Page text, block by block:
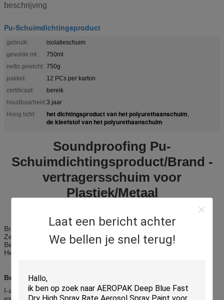
Laat een bericht achter
We bellen je snel terug!
beschrijving
Pu-Schuimdichtingsproduct
gebruik:
isolatieschuim
gevulde ml:
750ml
netto gewicht: 750g
pakket:
12 PCs per karton
certificaat:
bereik
houdbaarheid:3 jaar
Hoog licht:
het dichtingsproduct van het polyurethaanschuim,
de kleefstof van het polyurethaanschuim
Soundproofing Pu-
Schuimdichtingsproduct/Brand -
vertragersschuim voor
Plastiek/Metaal
Brand - vertragersschuim
Zelf-Extinguishable
Bestand lawaai
Het anti Bevriezen
Beschrijving:
I-als brand-Geschatte (Klasse B2) nevel Pu is het schuim zelf-